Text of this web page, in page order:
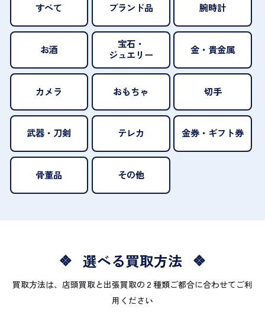
すべて ブランド品 腕時計
お酒
宝石・
ジュエリー
金・貴金属
カメラ おもちゃ 切手
武器・刀剣 テレカ 金券・ギフト券
骨董品 その他
選べる買取方法
買取方法は、店頭買取と出張買取の２種類ご都合に合わせてご利
用ください